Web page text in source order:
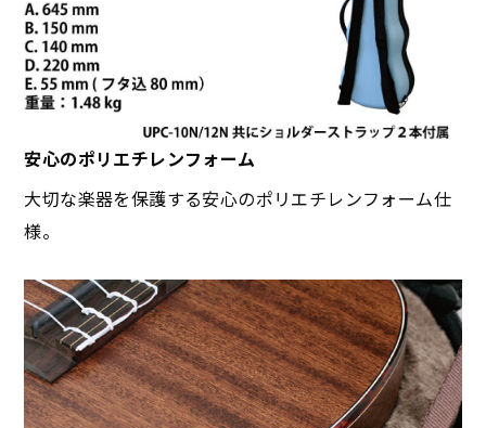
安心のポリエチレンフォーム
大切な楽器を保護する安心のポリエチレンフォーム仕
様。